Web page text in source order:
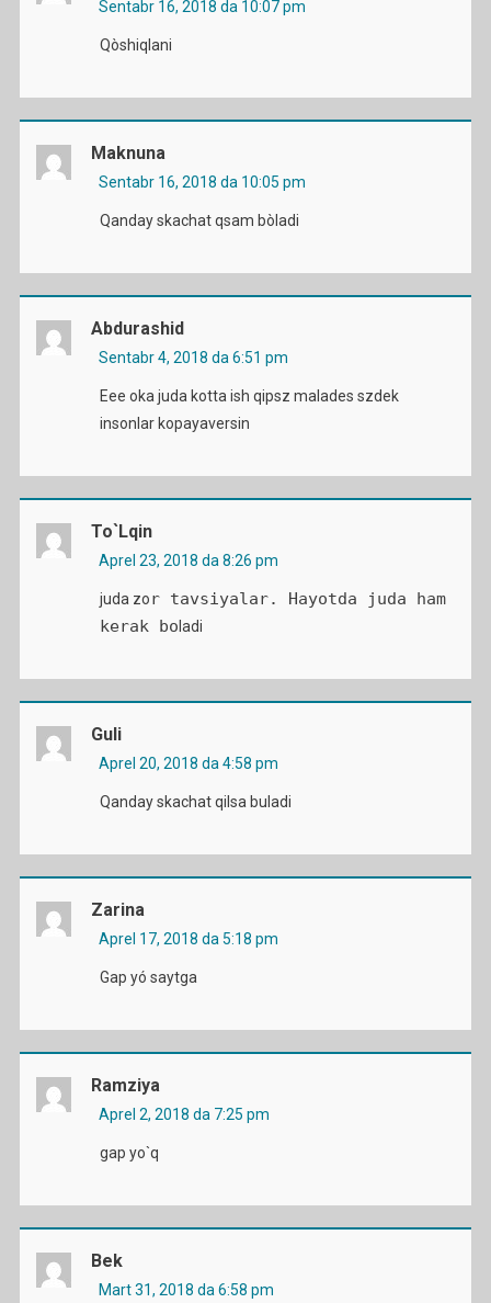
Sentabr 16, 2018 da 10:07 pm
Qòshiqlani
Maknuna
Sentabr 16, 2018 da 10:05 pm
Qanday skachat qsam bòladi
Abdurashid
Sentabr 4, 2018 da 6:51 pm
Eee oka juda kotta ish qipsz malades szdek
insonlar kopayaversin
To`lqin
Aprel 23, 2018 da 8:26 pm
juda zor tavsiyalar. Hayotda juda ham
kerak bo ladi
Guli
Aprel 20, 2018 da 4:58 pm
Qanday skachat qilsa buladi
Zarina
Aprel 17, 2018 da 5:18 pm
Gap yó saytga
Ramziya
Aprel 2, 2018 da 7:25 pm
gap yo`q
Bek
Mart 31, 2018 da 6:58 pm